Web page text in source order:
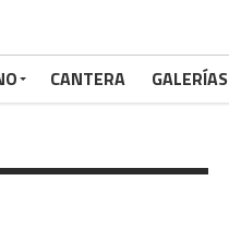
CANTERA GALERÍAS
Martín
separan sus